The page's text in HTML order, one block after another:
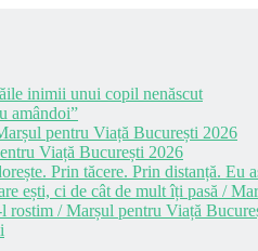
inimii unui copil nenăscut
amândoi”
pentru Viață București 2026
Viață București 2026
Prin tăcere. Prin distanță. Eu
ești, ci de cât de mult îți pasă /
rostim / Marșul pentru Viață